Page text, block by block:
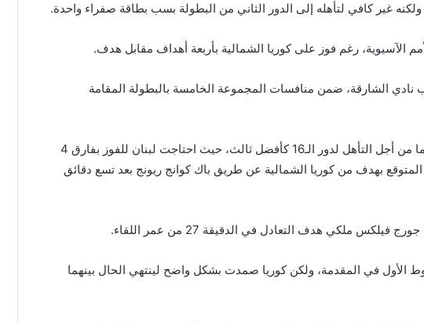
غير كافي لتأهله إلى الدور الثاني من البطولة بسب بطاقة صفراء واحدة.
الآسيوية، رغم فوز على كوريا الشمالية بأربعة أهداف مقابل هدف.
نادي الشارقة، ضمن منافسات المجموعة الخامسة بالبطولة المقامة
الفوز ولا بديل عنه كان شعار كل منهما من أجل التأهل لدور الـ16 كأفضل ثالث، حيث احتاجت لبنان للفوز بفارق 4
بهدف من كوريا الشمالية عن طريق باك كوانج ريونج بعد تسع دقائق
ملكي هدف التعادل في الدقيقة 27 من عمر اللقاء.
الأول في المقدمة، ولكن كوريا صمدت بشكل واضح لينتهي الحال بينهما